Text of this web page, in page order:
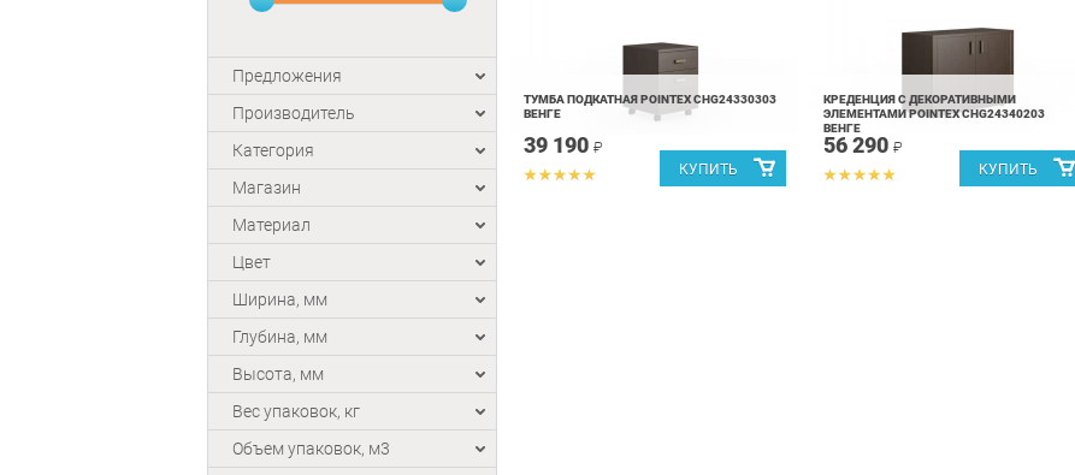
Предложения
Производитель
Категория
Магазин
Материал
Цвет
Ширина, мм
Глубина, мм
Высота, мм
Вес упаковок, кг
Объем упаковок, м3
ТУМБА ПОДКАТНАЯ POINTEX CHG24330303
ВЕНГЕ
39 190 ₽
КРЕДЕНЦИЯ С ДЕКОРАТИВНЫМИ
ЭЛЕМЕНТАМИ POINTEX CHG24340203
ВЕНГЕ
56 290 ₽